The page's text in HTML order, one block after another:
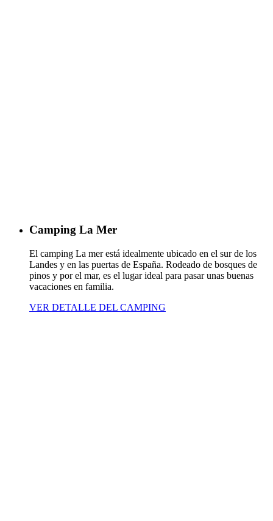
Camping La Mer
El camping La mer está idealmente ubicado en el sur de los
Landes y en las puertas de España. Rodeado de bosques de
pinos y por el mar, es el lugar ideal para pasar unas buenas
vacaciones en familia.
VER DETALLE DEL CAMPING